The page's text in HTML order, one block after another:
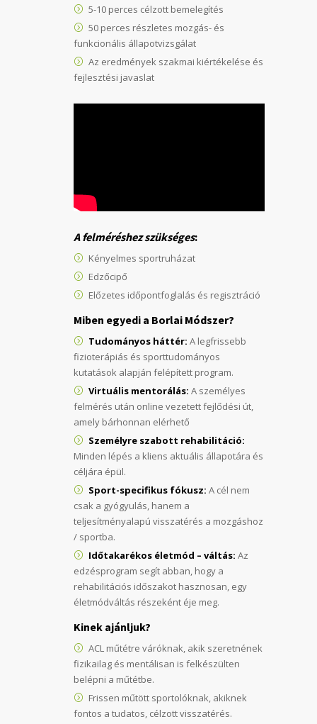
5-10 perces célzott bemelegítés
50 perces részletes mozgás- és
funkcionális állapotvizsgálat
Az eredmények szakmai kiértékelése és
fejlesztési javaslat
A felméréshez szükséges:
Kényelmes sportruházat
Edzőcipő
Előzetes időpontfoglalás és regisztráció
Miben egyedi a Borlai Módszer?
Tudományos háttér: A legfrissebb
fizioterápiás és sporttudományos
kutatások alapján felépített program.
Virtuális mentorálás: A személyes
felmérés után online vezetett fejlődési út,
amely bárhonnan elérhető
Személyre szabott rehabilitáció:
Minden lépés a kliens aktuális állapotára és
céljára épül.
Sport-specifikus fókusz: A cél nem
csak a gyógyulás, hanem a
teljesítményalapú visszatérés a mozgáshoz
/ sportba.
Időtakarékos életmód – váltás: Az
edzésprogram segít abban, hogy a
rehabilitációs időszakot hasznosan, egy
életmódváltás részeként éje meg.
Kinek ajánljuk?
ACL műtétre váróknak, akik szeretnének
fizikailag és mentálisan is felkészülten
belépni a műtétbe.
Frissen műtött sportolóknak, akiknek
fontos a tudatos, célzott visszatérés.